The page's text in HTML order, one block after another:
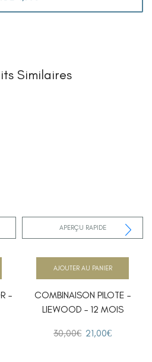
Similaires
–
APERÇU RAPIDE
COMBINAISON PILOTE –
LIEWOOD – 12 MOIS
30,00€ 21,00€
AJOUTER AU PANIER